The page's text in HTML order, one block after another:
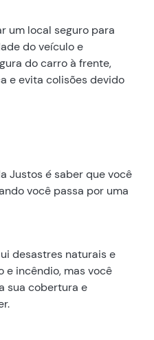
um local seguro para
do veículo e
do carro à frente,
e evita colisões devido
Justos é saber que você
você passa por uma
desastres naturais e
e incêndio, mas você
sua cobertura e